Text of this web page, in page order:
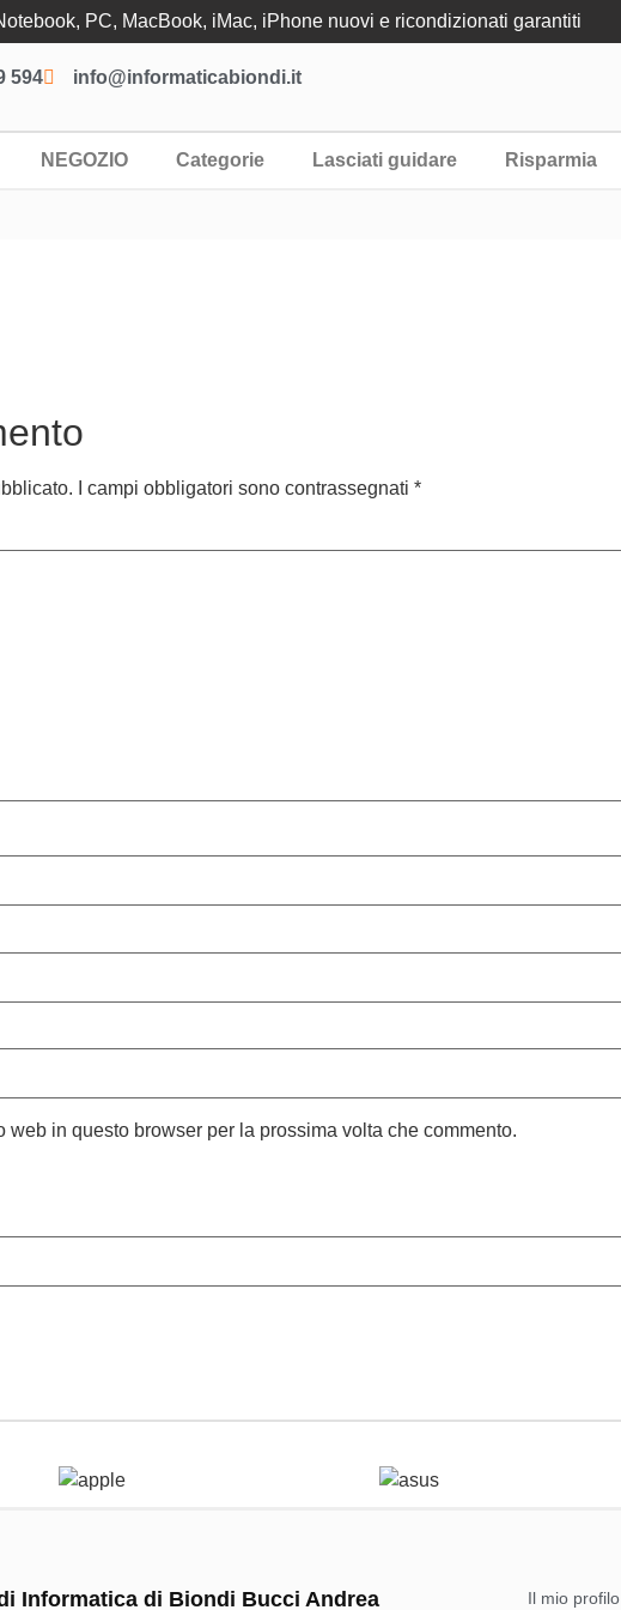
PC, MacBook, iMac, iPhone nuovi e ricondizionati garantiti
594 info@informaticabiondi.it
NEGOZIO Categorie Lasciati guidare Risparmia
I campi obbligatori sono contrassegnati *
web in questo browser per la prossima volta che commento.
Informatica di Biondi Bucci Andrea Il mio profilo